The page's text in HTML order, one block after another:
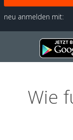
neu anmelden mit:
Wie